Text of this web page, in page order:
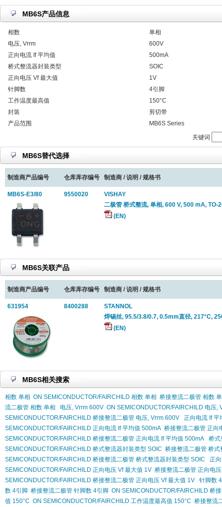
MB6S产品信息
相数
单相
电压, Vrrm
600V
正向电流 If 平均值
500mA
桥式整流器封装类型
SOIC
正向电压 Vf 最大值
1V
针脚数
4引脚
工作温度最高值
150°C
封装
剪切带
产品范围
MB6S Series
关键词
MB6S替代选择
制造商产品编号 仓库库存编号 制造商 / 说明 / 规格书
MB6S-E3/80 9550020
VISHAY
二极管 桥式整流, 单相, 600 V, 500 mA, TO-
(EN)
MB6S关联产品
制造商产品编号 仓库库存编号 制造商 / 说明 / 规格书
631954 8400288
STANNOL
焊锡丝, 95.5/3.8/0.7, 0.5mm直径, 217°C,
(EN)
MB6S相关搜索
相数 单相 ON SEMICONDUCTOR/FAIRCHILD 相数 单相 桥接整流二极管 相数
流二极管 相数 单相
电压, Vrrm 600V ON SEMICONDUCTOR/FAIRCHILD 电压,
SEMICONDUCTOR/FAIRCHILD 桥接整流二极管 电压, Vrrm 600V
正向电流 If 平
SEMICONDUCTOR/FAIRCHILD 正向电流 If 平均值 500mA 桥接整流二极管 正向
SEMICONDUCTOR/FAIRCHILD 桥接整流二极管 正向电流 If 平均值 500mA
桥式
SEMICONDUCTOR/FAIRCHILD 桥式整流器封装类型 SOIC 桥接整流二极管 桥
SEMICONDUCTOR/FAIRCHILD 桥接整流二极管 桥式整流器封装类型 SOIC
正
SEMICONDUCTOR/FAIRCHILD 正向电压 Vf 最大值 1V 桥接整流二极管 正向电
SEMICONDUCTOR/FAIRCHILD 桥接整流二极管 正向电压 Vf 最大值 1V
针脚数
数 4引脚 桥接整流二极管 针脚数 4引脚 ON SEMICONDUCTOR/FAIRCHILD 桥
值 150°C ON SEMICONDUCTOR/FAIRCHILD 工作温度最高值 150°C 桥接整流